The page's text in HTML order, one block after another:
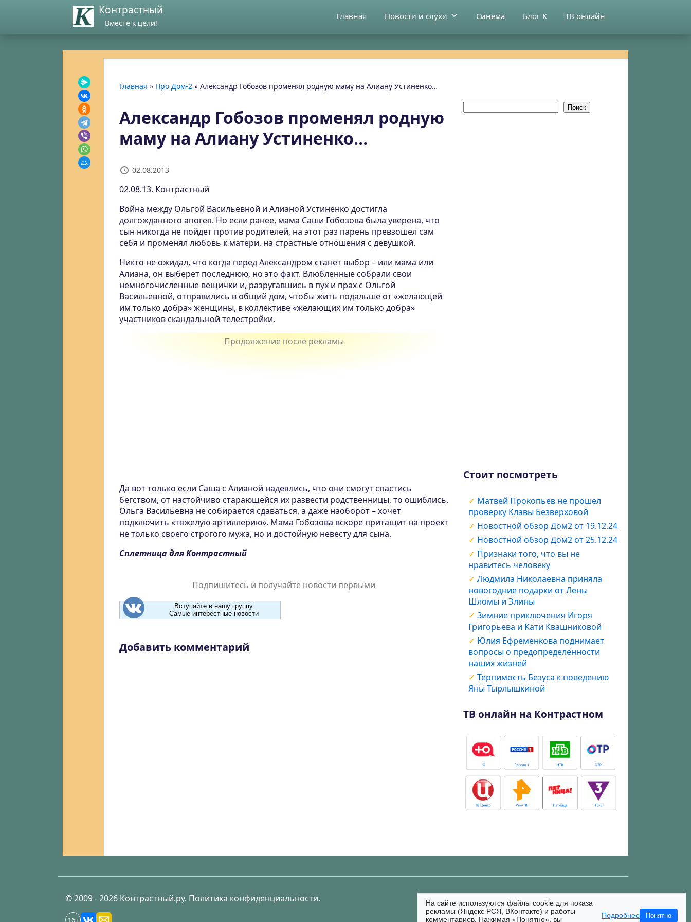
Контрастный
Вместе к цели!
Главная Новости и слухи Синема Блог К ТВ онлайн
Главная » Про Дом-2 » Александр Гобозов променял родную маму на Алиану Устиненко…
Александр Гобозов променял родную
маму на Алиану Устиненко…
02.08.2013
02.08.13. Контрастный
Война между Ольгой Васильевной и Алианой Устиненко достигла
долгожданного апогея. Но если ранее, мама Саши Гобозова была уверена, что
сын никогда не пойдет против родителей, на этот раз парень превзошел сам
себя и променял любовь к матери, на страстные отношения с девушкой.
Никто не ожидал, что когда перед Александром станет выбор – или мама или
Алиана, он выберет последнюю, но это факт. Влюбленные собрали свои
немногочисленные вещички и, разругавшись в пух и прах с Ольгой
Васильевной, отправились в общий дом, чтобы жить подальше от «желающей
им только добра» женщины, в коллективе «желающих им только добра»
участников скандальной телестройки.
Да вот только если Саша с Алианой надеялись, что они смогут спастись
бегством, от настойчиво старающейся их развести родственницы, то ошиблись.
Ольга Васильевна не собирается сдаваться, а даже наоборот – хочет
подключить «тяжелую артиллерию». Мама Гобозова вскоре притащит на проект
не только своего строгого мужа, но и достойную невесту для сына.
Сплетница для Контрастный
Подпишитесь и получайте новости первыми
Вступайте в нашу группу
Самые интерестные новости
Добавить комментарий
Поиск
Стоит посмотреть
Матвей Прокопьев не прошел
проверку Клавы Безверховой
Новостной обзор Дом2 от 19.12.24
Новостной обзор Дом2 от 25.12.24
Признаки того, что вы не
нравитесь человеку
Людмила Николаевна приняла
новогодние подарки от Лены
Шломы и Элины
Зимние приключения Игоря
Григорьева и Кати Квашниковой
Юлия Ефременкова поднимает
вопросы о предопределённости
наших жизней
Терпимость Безуса к поведению
Яны Тырлышкиной
ТВ онлайн на Контрастном
© 2009 - 2026 Контрастный.ру. Политика конфиденциальности.
16+
На сайте используются файлы cookie для показа
рекламы (Яндекс РСЯ, ВКонтакте) и работы
комментариев. Нажимая «Понятно», вы
Подробнее Понятно